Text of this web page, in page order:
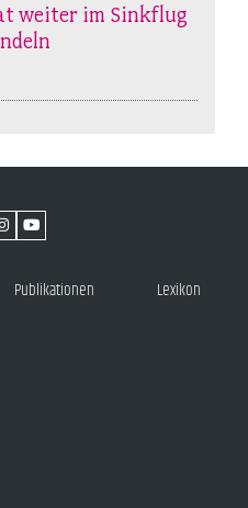
weiter im Sinkflug
Publikationen Lexikon